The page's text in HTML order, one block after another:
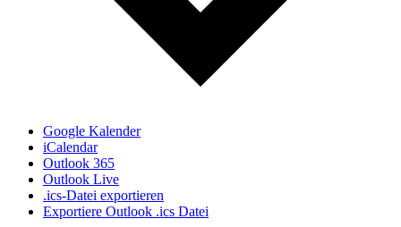
Google Kalender
iCalendar
Outlook 365
Outlook Live
.ics-Datei exportieren
Exportiere Outlook .ics Datei